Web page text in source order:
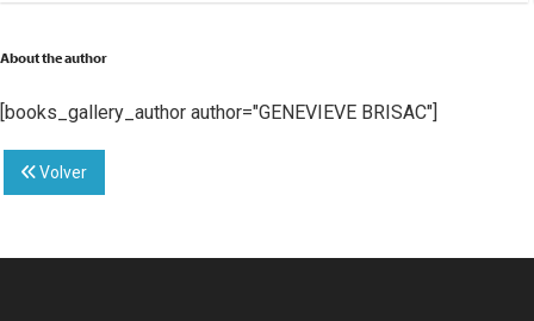
About the author
[books_gallery_author author="GENEVIEVE BRISAC"]
Volver